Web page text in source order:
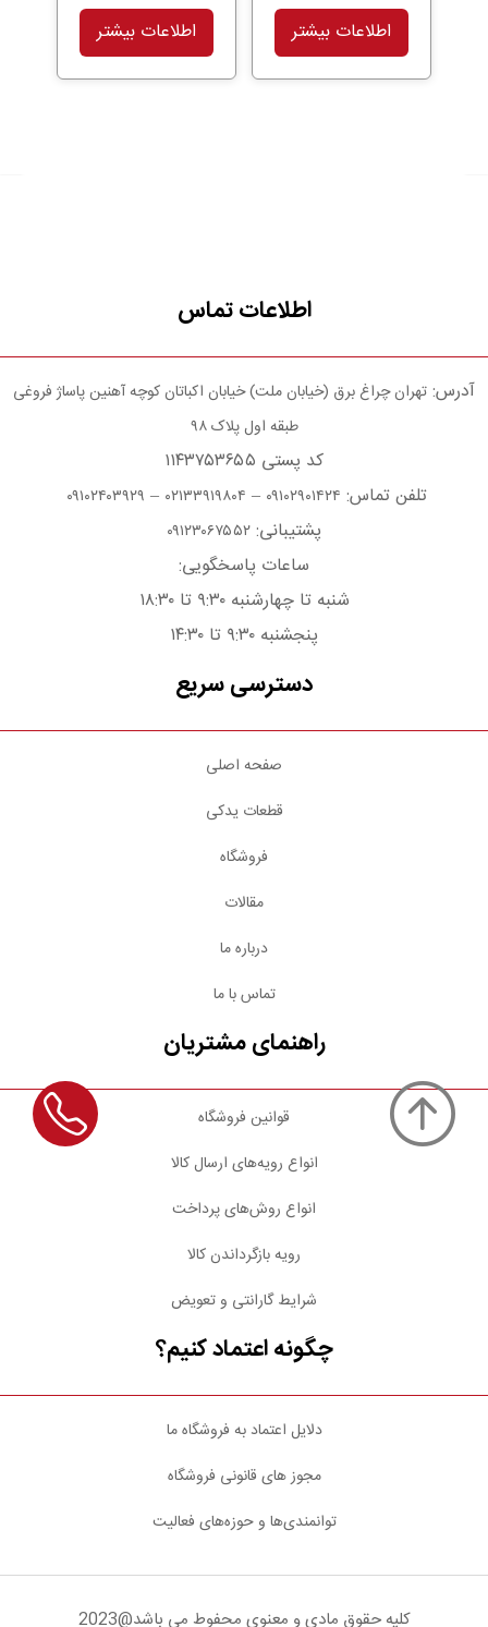
اطلاعات بیشتر اطلاعات بیشتر
اطلاعات تماس
آدرس: تهران چراغ برق (خیابان ملت) خیابان اکباتان کوچه آهنین پاساژ فروغی
طبقه اول پلاک ۹۸
کد پستی ۱۱۴۳۷۵۳۶۵۵
تلفن تماس: ۰۹۱۰۲۹۰۱۴۲۴ – ۰۲۱۳۳۹۱۹۸۰۴ – ۰۹۱۰۲۴۰۳۹۲۹
پشتیبانی: ۰۹۱۲۳۰۶۷۵۵۲
ساعات پاسخگویی:
شنبه تا چهارشنبه ۹:۳۰ تا ۱۸:۳۰
پنجشنبه ۹:۳۰ تا ۱۴:۳۰
دسترسی سریع
صفحه اصلی
قطعات یدکی
فروشگاه
مقالات
درباره ما
تماس با ما
راهنمای مشتریان
قوانین فروشگاه
انواع رویه‌های ارسال کالا
انواع روش‌های پرداخت
رویه بازگرداندن کالا
شرایط گارانتی و تعویض
چگونه اعتماد کنیم؟
دلایل اعتماد به فروشگاه ما
مجوز های قانونی فروشگاه
توانمندی‌ها و حوزه‌های فعالیت
کلیه حقوق مادی و معنوی محفوط می باشد@2023